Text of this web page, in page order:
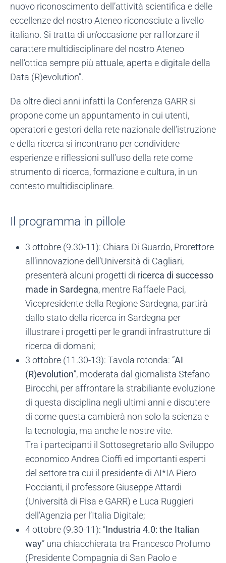
nuovo riconoscimento dell’attività scientifica e delle
eccellenze del nostro Ateneo riconosciute a livello
italiano. Si tratta di un’occasione per rafforzare il
carattere multidisciplinare del nostro Ateneo
nell’ottica sempre più attuale, aperta e digitale della
Data (R)evolution”.
Da oltre dieci anni infatti la Conferenza GARR si
propone come un appuntamento in cui utenti,
operatori e gestori della rete nazionale dell’istruzione
e della ricerca si incontrano per condividere
esperienze e riflessioni sull’uso della rete come
strumento di ricerca, formazione e cultura, in un
contesto multidisciplinare.
Il programma in pillole
3 ottobre (9.30-11): Chiara Di Guardo, Prorettore
all’innovazione dell’Università di Cagliari,
presenterà alcuni progetti di ricerca di successo
made in Sardegna, mentre Raffaele Paci,
Vicepresidente della Regione Sardegna, partirà
dallo stato della ricerca in Sardegna per
illustrare i progetti per le grandi infrastrutture di
ricerca di domani;
3 ottobre (11.30-13): Tavola rotonda: “AI
(R)evolution”, moderata dal giornalista Stefano
Birocchi, per affrontare la strabiliante evoluzione
di questa disciplina negli ultimi anni e discutere
di come questa cambierà non solo la scienza e
la tecnologia, ma anche le nostre vite.
Tra i partecipanti il Sottosegretario allo Sviluppo
economico Andrea Cioffi ed importanti esperti
del settore tra cui il presidente di AI*IA Piero
Poccianti, il professore Giuseppe Attardi
(Università di Pisa e GARR) e Luca Ruggieri
dell’Agenzia per l’Italia Digitale;
4 ottobre (9.30-11): “Industria 4.0: the Italian
way” una chiacchierata tra Francesco Profumo
(Presidente Compagnia di San Paolo e